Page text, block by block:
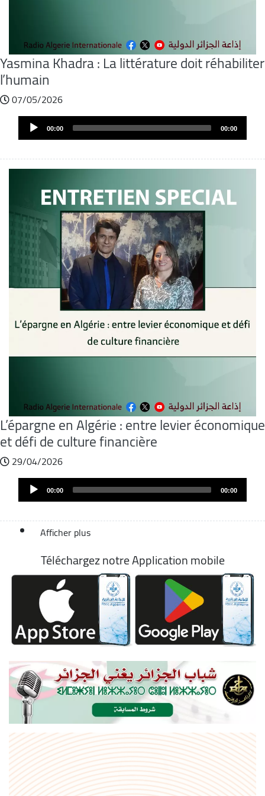
Yasmina Khadra : La littérature doit réhabiliter
l’humain
07/05/2026
Fichier
Audio
Player 00:00 00:00
L’épargne en Algérie : entre levier économique
et défi de culture financière
29/04/2026
Fichier
Audio
Player 00:00 00:00
Afficher plus
Téléchargez notre Application mobile